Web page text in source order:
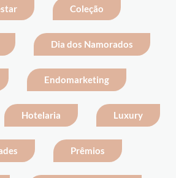
Coleção
Dia dos Namorados
Endomarketing
Hotelaria Luxury
Prêmios